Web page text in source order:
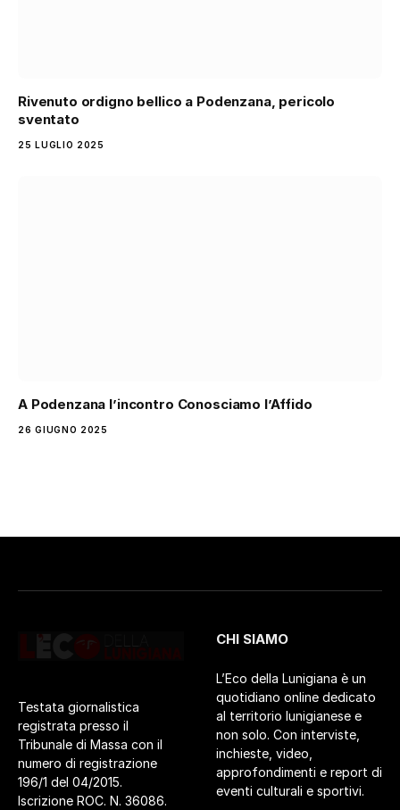
Rivenuto ordigno bellico a Podenzana, pericolo
sventato
25 LUGLIO 2025
A Podenzana l’incontro Conosciamo l’Affido
26 GIUGNO 2025
Testata giornalistica
registrata presso il
Tribunale di Massa con il
numero di registrazione
196/1 del 04/2015.
Iscrizione ROC. N. 36086.
CHI SIAMO
L’Eco della Lunigiana è un
quotidiano online dedicato
al territorio lunigianese e
non solo. Con interviste,
inchieste, video,
approfondimenti e report di
eventi culturali e sportivi.